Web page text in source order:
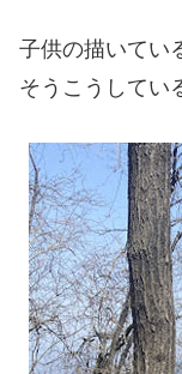
子供の描いてい
そうこうしてい